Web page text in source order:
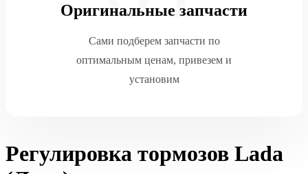
Оригинальные запчасти
Сами подберем запчасти по
оптимальным ценам, привезем и
установим
Регулировка тормозов Lada